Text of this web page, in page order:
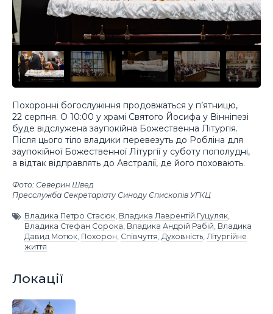
Похоронні богослужіння продовжаться у п’ятницю,
22 серпня. О 10:00 у храмі Святого Йосифа у Вінніпезі
буде відслужена заупокійна Божественна Літургія.
Після цього тіло владики перевезуть до Робліна для
заупокійної Божественної Літургії у суботу пополудні,
а відтак відправлять до Австралії, де його поховають.
Фото: Северин Швед
Пресслужба Секретаріату Синоду Єпископів УГКЦ
Владика Петро Стасюк, Владика Лаврентій Гуцуляк,
Владика Стефан Сорока, Владика Андрій Рабій, Владика
Давид Мотюк, Похорон, Співчуття, Духовність, Літургійне
життя
Локації